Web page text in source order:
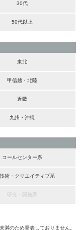
30代
50代以上
東北
甲信越・北陸
近畿
九州・沖縄
コールセンター系
術・クリエイティブ系
研究・開発系
のため発表しておりません。